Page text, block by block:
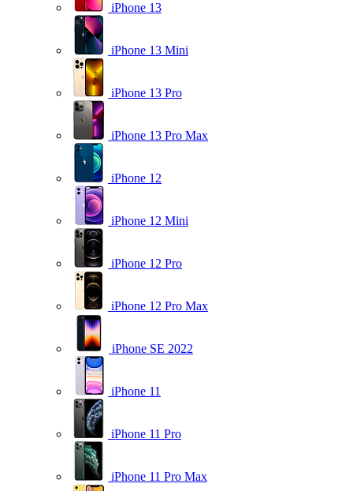
iPhone 13
iPhone 13 Mini
iPhone 13 Pro
iPhone 13 Pro Max
iPhone 12
iPhone 12 Mini
iPhone 12 Pro
iPhone 12 Pro Max
iPhone SE 2022
iPhone 11
iPhone 11 Pro
iPhone 11 Pro Max